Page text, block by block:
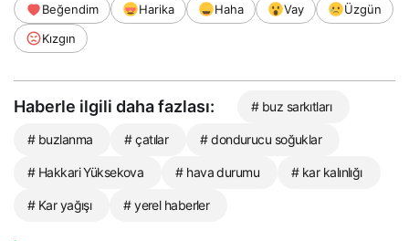
Beğendim Harika Haha Vay
Üzgün
Kızgın
Haberle ilgili daha fazlası: # buz sarkıtları
# buzlanma # çatılar # dondurucu soğuklar
# Hakkari Yüksekova # hava durumu # kar kalınlığı
# Kar yağışı # yerel haberler